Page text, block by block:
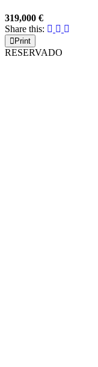
319,000 €
Share this:
Print
RESERVADO